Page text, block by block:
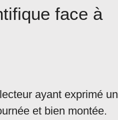
face à
ayant exprimé un
et bien montée.